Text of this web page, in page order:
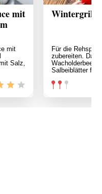
mit
mit
Salz,
Für die
zubereiten.
Salbeiblätter